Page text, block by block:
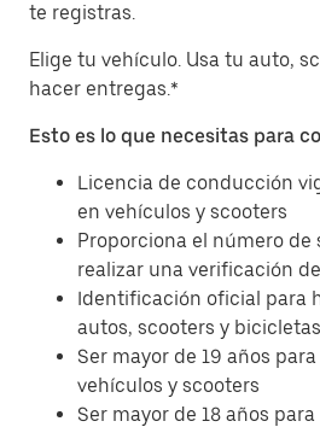
te registras.
Elige tu vehículo. Usa tu auto,
hacer entregas.*
Esto es lo que necesitas para
Licencia de conducción
en vehículos y scooters
Proporciona el número
realizar una verificación
Identificación oficial para
autos, scooters y bicicletas
Ser mayor de 19 años
vehículos y scooters
Ser mayor de 18 años